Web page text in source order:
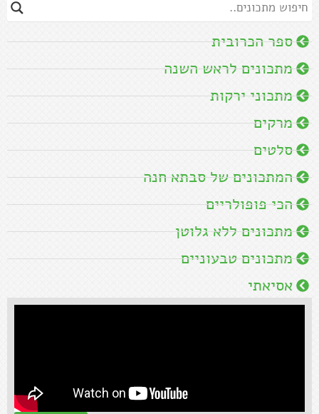
ספר הכרובית
מתכונים לראש השנה
מתכוני ירקות
מרקים
סלטים
המתכונים של סבתא חנה
הכי פופולריים
מתכונים ללא גלוטן
מתכונים טבעוניים
אסיאתי